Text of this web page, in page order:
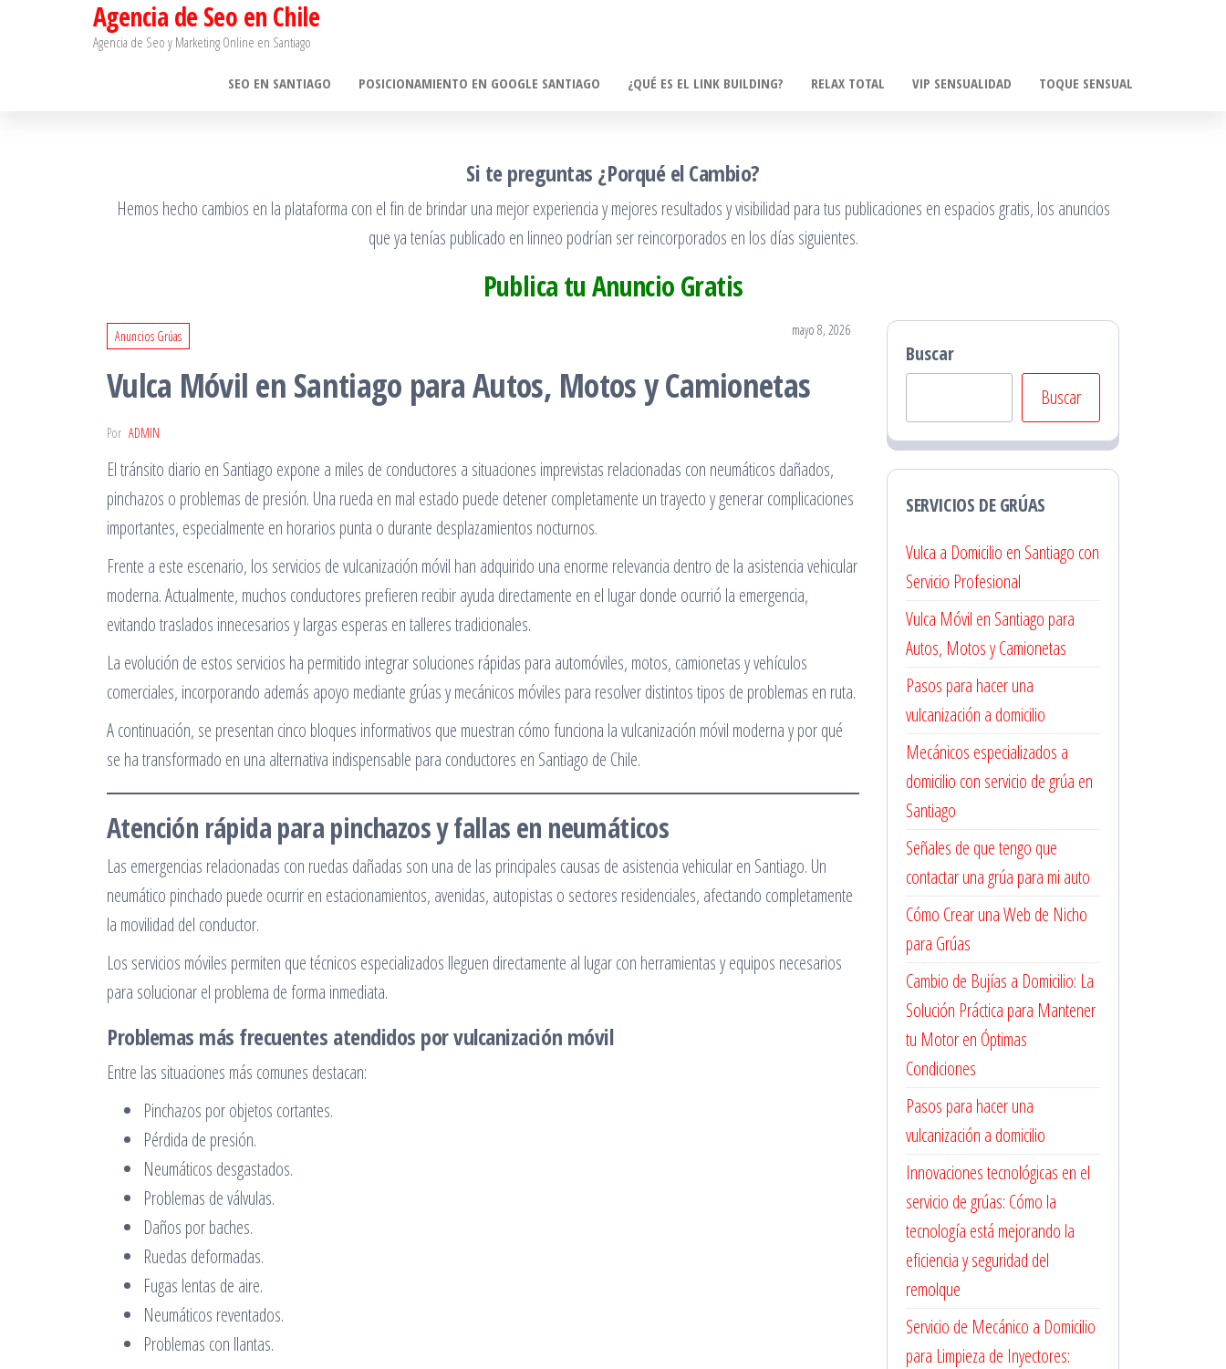
Agencia de Seo en Chile
Agencia de Seo y Marketing Online en Santiago​
SEO EN SANTIAGO POSICIONAMIENTO EN GOOGLE SANTIAGO ¿QUÉ ES EL LINK BUILDING? RELAX TOTAL VIP SENSUALIDAD TOQUE SENSUAL
Si te preguntas ¿Porqué el Cambio?
Hemos hecho cambios en la plataforma con el fin de brindar una mejor experiencia y mejores resultados y visibilidad para tus publicaciones en espacios gratis, los anuncios
que ya tenías publicado en linneo podrían ser reincorporados en los días siguientes.
Publica tu Anuncio Gratis
Anuncios Grúas mayo 8, 2026
Vulca Móvil en Santiago para Autos, Motos y Camionetas
Por ADMIN
El tránsito diario en Santiago expone a miles de conductores a situaciones imprevistas relacionadas con neumáticos dañados,
pinchazos o problemas de presión. Una rueda en mal estado puede detener completamente un trayecto y generar complicaciones
importantes, especialmente en horarios punta o durante desplazamientos nocturnos.
Frente a este escenario, los servicios de vulcanización móvil han adquirido una enorme relevancia dentro de la asistencia vehicular
moderna. Actualmente, muchos conductores prefieren recibir ayuda directamente en el lugar donde ocurrió la emergencia,
evitando traslados innecesarios y largas esperas en talleres tradicionales.
La evolución de estos servicios ha permitido integrar soluciones rápidas para automóviles, motos, camionetas y vehículos
comerciales, incorporando además apoyo mediante grúas y mecánicos móviles para resolver distintos tipos de problemas en ruta.
A continuación, se presentan cinco bloques informativos que muestran cómo funciona la vulcanización móvil moderna y por qué
se ha transformado en una alternativa indispensable para conductores en Santiago de Chile.
Atención rápida para pinchazos y fallas en neumáticos
Las emergencias relacionadas con ruedas dañadas son una de las principales causas de asistencia vehicular en Santiago. Un
neumático pinchado puede ocurrir en estacionamientos, avenidas, autopistas o sectores residenciales, afectando completamente
la movilidad del conductor.
Los servicios móviles permiten que técnicos especializados lleguen directamente al lugar con herramientas y equipos necesarios
para solucionar el problema de forma inmediata.
Problemas más frecuentes atendidos por vulcanización móvil
Entre las situaciones más comunes destacan:
Pinchazos por objetos cortantes.
Pérdida de presión.
Neumáticos desgastados.
Problemas de válvulas.
Daños por baches.
Ruedas deformadas.
Fugas lentas de aire.
Neumáticos reventados.
Problemas con llantas.
Buscar
Buscar
SERVICIOS DE GRÚAS
Vulca a Domicilio en Santiago con
Servicio Profesional
Vulca Móvil en Santiago para
Autos, Motos y Camionetas
Pasos para hacer una
vulcanización a domicilio
Mecánicos especializados a
domicilio con servicio de grúa en
Santiago
Señales de que tengo que
contactar una grúa para mi auto
Cómo Crear una Web de Nicho
para Grúas
Cambio de Bujías a Domicilio: La
Solución Práctica para Mantener
tu Motor en Óptimas
Condiciones
Pasos para hacer una
vulcanización a domicilio
Innovaciones tecnológicas en el
servicio de grúas: Cómo la
tecnología está mejorando la
eficiencia y seguridad del
remolque
Servicio de Mecánico a Domicilio
para Limpieza de Inyectores: